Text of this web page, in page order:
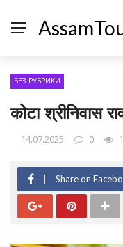
БЕЗ РУБРИКИ
कोटा श्रीनिवास
14.07.2025 0
Share on